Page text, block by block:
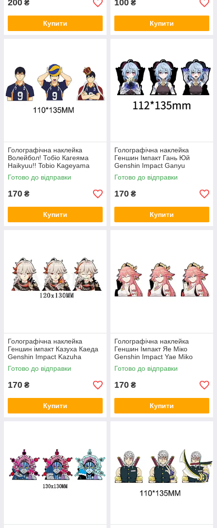
200 ₴
Купити
100 ₴
Купити
Голографічна наклейка
Волейбол! Тобіо Кагеяма
Haikyuu!! Tobio Kageyama
Готово до відправки
170 ₴
Купити
Голографічна наклейка
Геншин Імпакт Гань Юй
Genshin Impact Ganyu
112x135 мм
Готово до відправки
170 ₴
Купити
Голографічна наклейка
Геншин імпакт Казуха Каеда
Genshin Impact Kazuha
Kaeda 120x130 мм
Готово до відправки
170 ₴
Купити
Голографічна наклейка
Геншин Імпакт Яе Міко
Genshin Impact Yae Miko
109x130 мм
Готово до відправки
170 ₴
Купити